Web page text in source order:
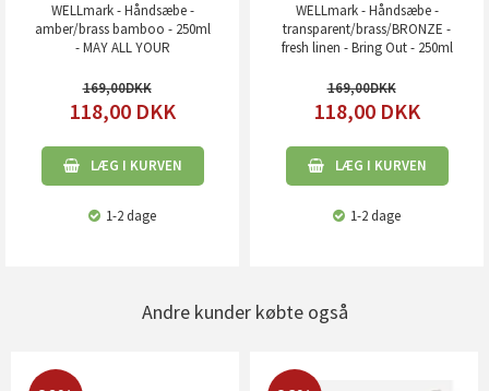
WELLmark - Håndsæbe -
amber/brass bamboo - 250ml
- MAY ALL YOUR
169,00
118,00 DKK
LÆG I KURVEN
1-2 dage
WELLmark - Håndsæbe -
transparent/brass/BRONZE -
fresh linen - Bring Out - 250ml
169,00
118,00 DKK
LÆG I KURVEN
1-2 dage
Andre kunder købte også